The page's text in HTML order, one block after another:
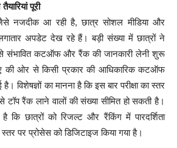
पूरी
नजदीक आ रही है, छात्र सोशल मीडिया और
अपडेट देख रहे हैं। बड़ी संख्या में छात्रों ने
से संभावित कटऑफ और रैंक की जानकारी लेनी शुरू
की ओर से किसी प्रकार की आधिकारिक कटऑफ
विशेषज्ञों का मानना है कि इस बार परीक्षा का स्तर
टॉप रैंक लाने वालों की संख्या सीमित हो सकती है।
कि छात्रों को रिजल्ट और रैंकिंग में पारदर्शिता
पर प्रोसेस को डिजिटाइज किया गया है।